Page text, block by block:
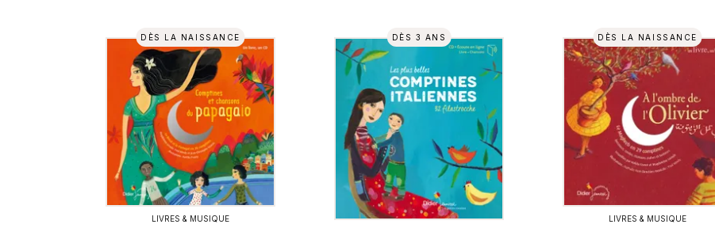
DÈS LA NAISSANCE
LIVRES & MUSIQUE
DÈS 3 ANS DÈS LA NAISSANCE
LIVRES & MUSIQUE